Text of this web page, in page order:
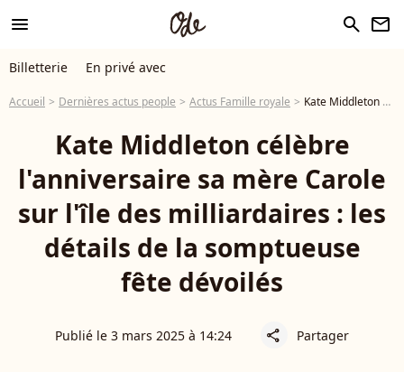
menu search newsletter
Billetterie En privé avec
Accueil Dernières actus people Actus Famille royale Kate Middleton célèbre l'anniversaire sa mère Carole sur l'île des milliardaires : les détails de la somptueuse fête dévoilés
Kate Middleton célèbre
l'anniversaire sa mère Carole
sur l'île des milliardaires : les
détails de la somptueuse
fête dévoilés
Publié le 3 mars 2025 à 14:24 share Partager